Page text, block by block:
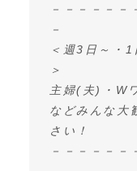
－－－－－－
－
＜週3日～・
＞
主婦(夫)・W
などみんな大
さい！
－－－－－－